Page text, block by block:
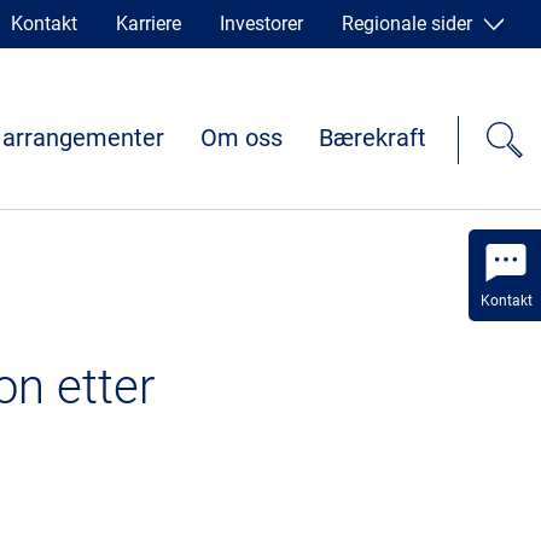
Kontakt
Kontakt Karriere Investorer Regionale sider
Om oss Bærekraft
etter